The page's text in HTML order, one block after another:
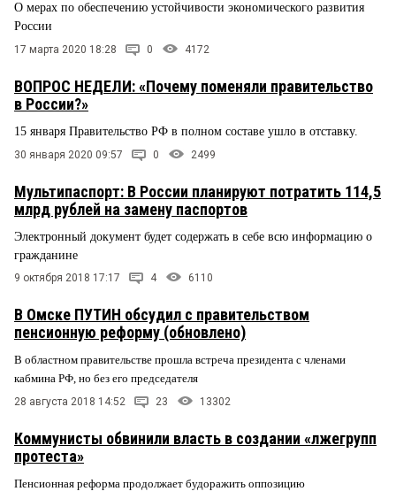
О мерах по обеспечению устойчивости экономического развития
России
17 марта 2020 18:28 0 4172
ВОПРОС НЕДЕЛИ: «Почему поменяли правительство
в России?»
15 января Правительство РФ в полном составе ушло в отставку.
30 января 2020 09:57 0 2499
Мультипаспорт: В России планируют потратить 114,5
млрд рублей на замену паспортов
Электронный документ будет содержать в себе всю информацию о
гражданине
9 октября 2018 17:17 4 6110
В Омске ПУТИН обсудил с правительством
пенсионную реформу (обновлено)
В областном правительстве прошла встреча президента с членами
кабмина РФ, но без его председателя
28 августа 2018 14:52 23 13302
Коммунисты обвинили власть в создании «лжегрупп
протеста»
Пенсионная реформа продолжает будоражить оппозицию